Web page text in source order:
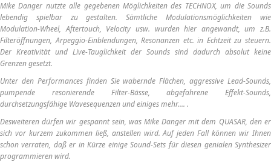
Mike Danger nutzte alle gegebenen Möglichkeiten des TECHNOX, um die Sounds
lebendig spielbar zu gestalten. Sämtliche Modulationsmöglichkeiten wie
Modulation-Wheel, Aftertouch, Velocity usw. wurden hier angewandt, um z.B.
Filteröffnungen, Arpeggio-Einblendungen, Resonanzen etc. in Echtzeit zu steuern.
Der Kreativität und Live-Tauglichkeit der Sounds sind dadurch absolut keine
Grenzen gesetzt.
Unter den Performances finden Sie wabernde Flächen, aggressive Lead-Sounds,
pumpende resonierende Filter-Bässe, abgefahrene Effekt-Sounds,
durchsetzungsfähige Wavesequenzen und einiges mehr.... .
Desweiteren dürfen wir gespannt sein, was Mike Danger mit dem QUASAR, den er
sich vor kurzem zukommen ließ, anstellen wird. Auf jeden Fall können wir Ihnen
schon verraten, daß er in Kürze einige Sound-Sets für diesen genialen Synthesizer
programmieren wird.